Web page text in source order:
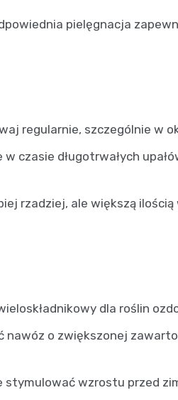
pielęgnacja
regularnie, szczególnie w
czasie długotrwałych
rzadziej, ale większą ilością
dla roślin
o zwiększonej
stymulować wzrostu przed